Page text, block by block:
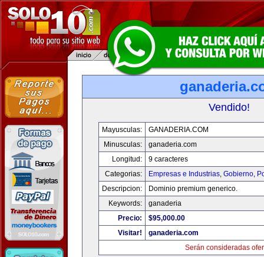
Vendido!
Mayusculas:
GANADERIA.COM
Minusculas:
ganaderia.com
Longitud:
9 caracteres
Categorias:
Empresas e Industrias, Gobierno,
Descripcion:
Dominio premium generico.
Keywords:
ganaderia
Precio:
$95,000.00
Visitar!
ganaderia.com
Serán consideradas